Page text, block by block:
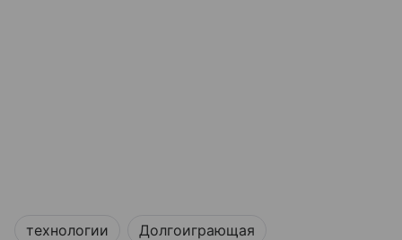
технологии Долгоиграющая